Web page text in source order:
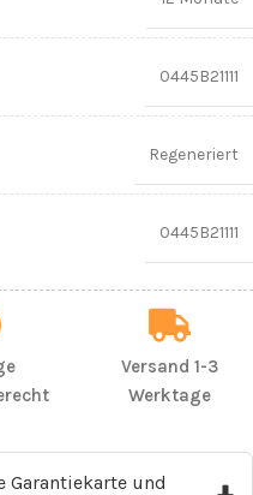
0445B21111
Regeneriert
0445B21111
Versand 1-3
Werktage
Garantiekarte und